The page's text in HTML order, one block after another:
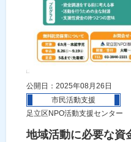
公開日：2025年08月26日
市民活動支援
足立区NPO活動支援センター
地域活動に必要な資